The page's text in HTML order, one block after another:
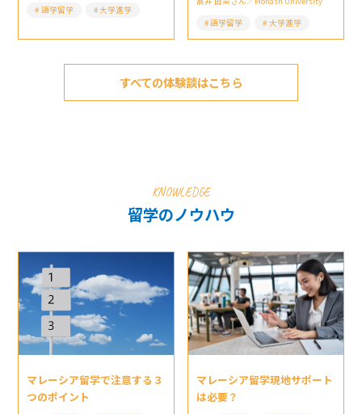
語学留学
大学進学
語学留学
大学進学
すべての体験談はこちら
KNOWLEDGE
留学のノウハウ
マレーシア留学で注意する３
つのポイント
マレーシア留学現地サポート
は必要？